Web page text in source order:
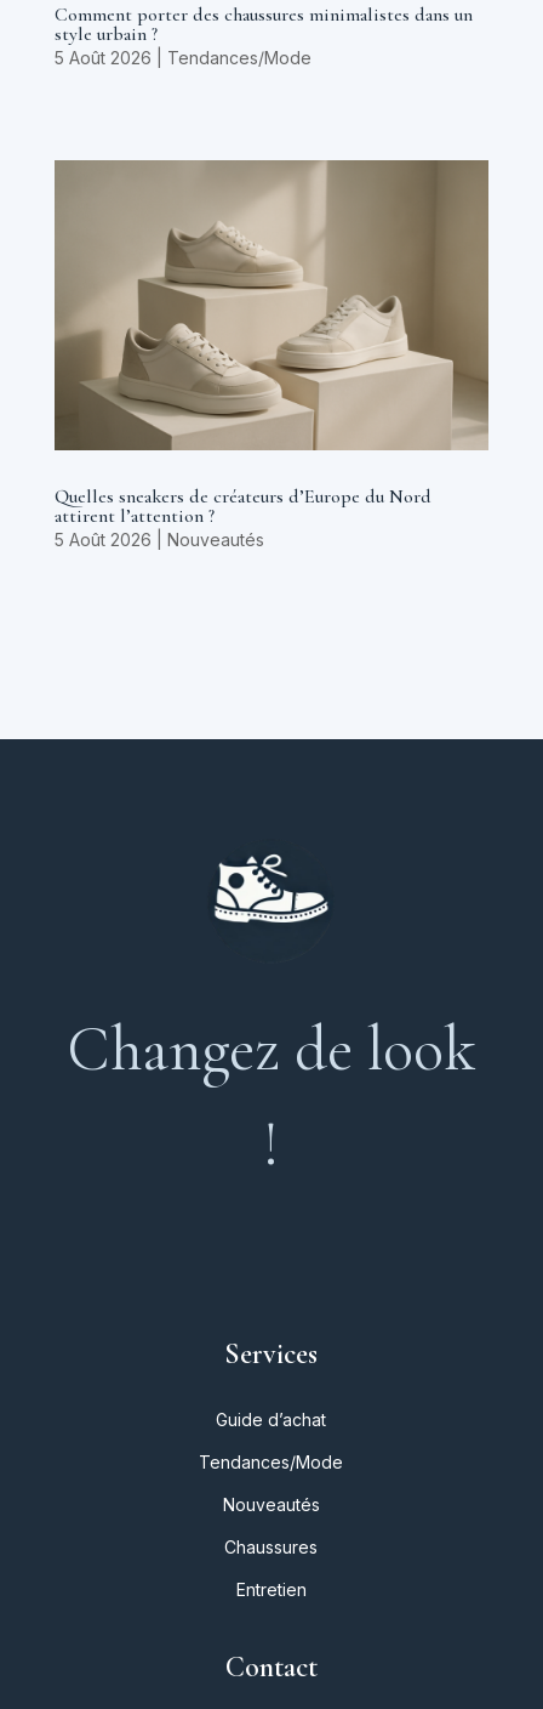
Comment porter des chaussures minimalistes dans un
style urbain ?
5 Août 2026 Tendances/Mode
Quelles sneakers de créateurs d’Europe du Nord
attirent l’attention ?
5 Août 2026 Nouveautés
Changez de look
!
Services
Guide d’achat
Tendances/Mode
Nouveautés
Chaussures
Entretien
Contact